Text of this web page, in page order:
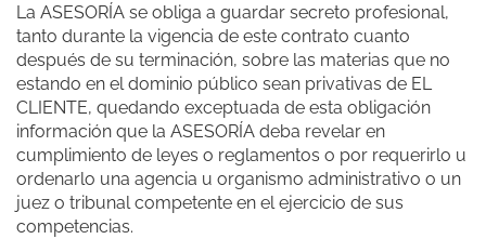
La ASESORÍA se obliga a guardar secreto profesional,
tanto durante la vigencia de este contrato cuanto
después de su terminación, sobre las materias que no
estando en el dominio público sean privativas de EL
CLIENTE, quedando exceptuada de esta obligación
información que la ASESORÍA deba revelar en
cumplimiento de leyes o reglamentos o por requerirlo u
ordenarlo una agencia u organismo administrativo o un
juez o tribunal competente en el ejercicio de sus
competencias.